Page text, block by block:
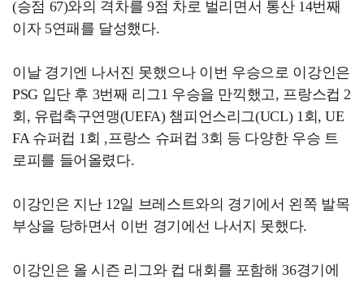
(승점 67)와의 격차를 9점 차로 벌리면서 통산 14번째
이자 5연패를 달성했다.
이날 경기엔 나서진 못했으나 이번 우승으로 이강인은
PSG 입단 후 3번째 리그1 우승을 만끽했고, 프랑스컵 2
회, 유럽축구연맹(UEFA) 챔피언스리그(UCL) 1회, UE
FA 슈퍼컵 1회 ,프랑스 슈퍼컵 3회 등 다양한 우승 트
로피를 들어올렸다.
이강인은 지난 12일 브레스트와의 경기에서 왼쪽 발목
부상을 당하면서 이번 경기에선 나서지 못했다.
이강인은 올 시즌 리그와 컵 대회를 포함해 36경기에